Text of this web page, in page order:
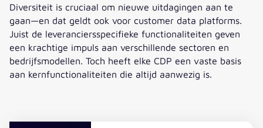
Diversiteit is cruciaal om nieuwe uitdagingen aan te
gaan—en dat geldt ook voor customer data platforms.
Juist de leveranciersspecifieke functionaliteiten geven
een krachtige impuls aan verschillende sectoren en
bedrijfsmodellen. Toch heeft elke CDP een vaste basis
aan kernfunctionaliteiten die altijd aanwezig is.